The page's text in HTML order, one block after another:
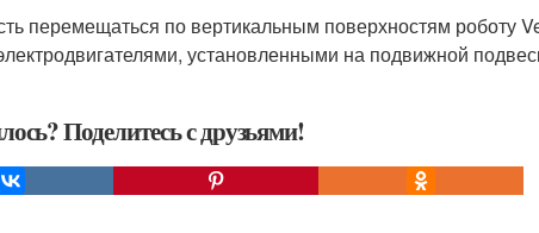
перемещаться по вертикальным поверхностям роботу
установленными на подвижной
Поделитесь с друзьями!